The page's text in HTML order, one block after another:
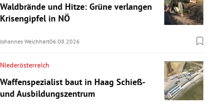
Waldbrände und Hitze: Grüne verlangen
Krisengipfel in NÖ
Johannes Weichhart06.08.2026
Niederösterreich
Waffenspezialist baut in Haag Schieß-
und Ausbildungszentrum